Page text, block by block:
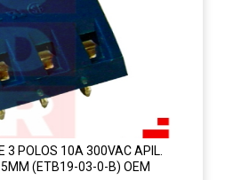
3 POLOS 10A 300VAC APIL.
(ETB19-03-0-B) OEM